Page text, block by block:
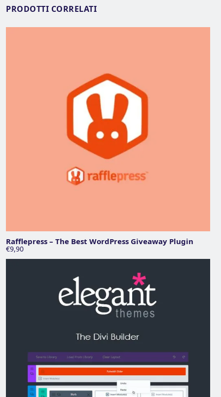
PRODOTTI CORRELATI
Rafflepress – The Best WordPress Giveaway Plugin
€9,90